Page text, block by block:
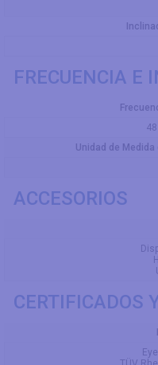
FRECUENCIA E
Unidad de
ACCESORIOS
CERTIFICADOS